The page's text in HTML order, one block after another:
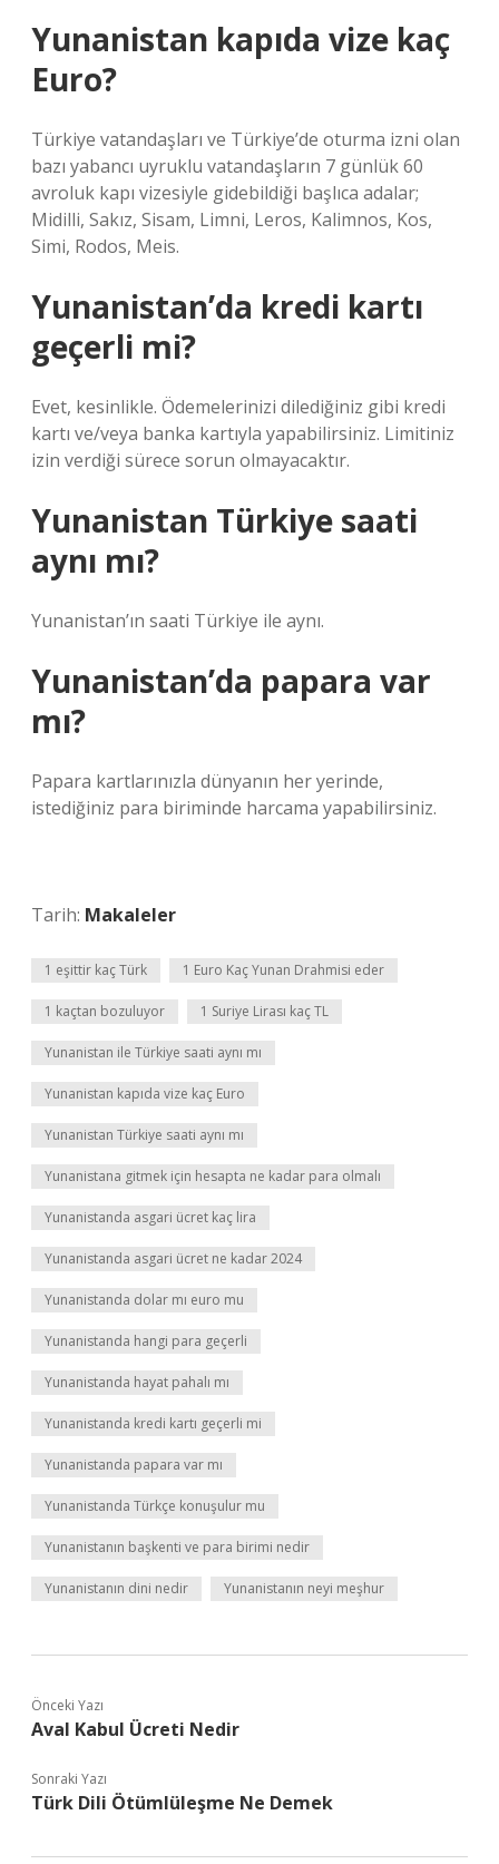
Yunanistan kapıda vize kaç
Euro?
Türkiye vatandaşları ve Türkiye’de oturma izni olan
bazı yabancı uyruklu vatandaşların 7 günlük 60
avroluk kapı vizesiyle gidebildiği başlıca adalar;
Midilli, Sakız, Sisam, Limni, Leros, Kalimnos, Kos,
Simi, Rodos, Meis.
Yunanistan’da kredi kartı
geçerli mi?
Evet, kesinlikle. Ödemelerinizi dilediğiniz gibi kredi
kartı ve/veya banka kartıyla yapabilirsiniz. Limitiniz
izin verdiği sürece sorun olmayacaktır.
Yunanistan Türkiye saati
aynı mı?
Yunanistan’ın saati Türkiye ile aynı.
Yunanistan’da papara var
mı?
Papara kartlarınızla dünyanın her yerinde,
istediğiniz para biriminde harcama yapabilirsiniz.
Tarih: Makaleler
1 eşittir kaç Türk 1 Euro Kaç Yunan Drahmisi eder
1 kaçtan bozuluyor 1 Suriye Lirası kaç TL
Yunanistan ile Türkiye saati aynı mı
Yunanistan kapıda vize kaç Euro
Yunanistan Türkiye saati aynı mı
Yunanistana gitmek için hesapta ne kadar para olmalı
Yunanistanda asgari ücret kaç lira
Yunanistanda asgari ücret ne kadar 2024
Yunanistanda dolar mı euro mu
Yunanistanda hangi para geçerli
Yunanistanda hayat pahalı mı
Yunanistanda kredi kartı geçerli mi
Yunanistanda papara var mı
Yunanistanda Türkçe konuşulur mu
Yunanistanın başkenti ve para birimi nedir
Yunanistanın dini nedir Yunanistanın neyi meşhur
Önceki Yazı
Aval Kabul Ücreti Nedir
Sonraki Yazı
Türk Dili Ötümlüleşme Ne Demek